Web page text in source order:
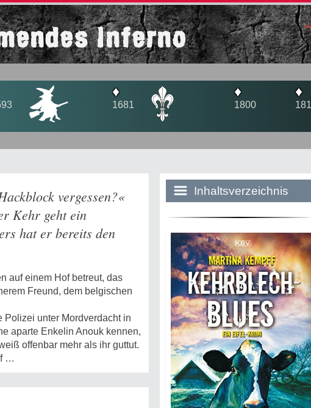
Inferno
♦
1681
♦
1800
♦
vergessen?«
Kehr geht ein
hat er bereits den
auf einem Hof betreut, das
Freund, dem belgischen
Polizei unter Mordverdacht in
aparte Enkelin Anouk kennen,
offenbar mehr als ihr guttut.
…
Inhaltsverzeichnis
Historie:
Die dunkle Seite
Mythen, Märchen &
Legenden (2025)
Sightseeing:
Die Eifel entdecken
Eifelevents
Eifelkarte: